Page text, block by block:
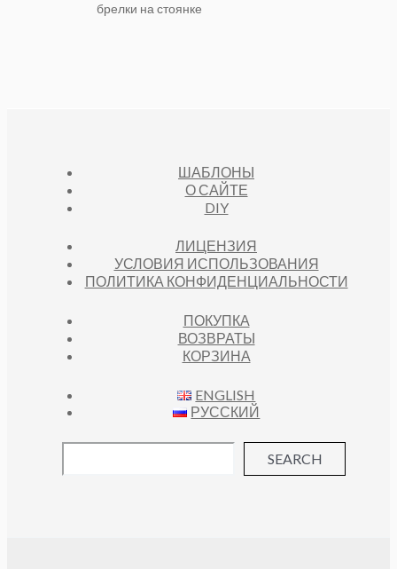
брелки на стоянке
ШАБЛОНЫ
О САЙТЕ
DIY
ЛИЦЕНЗИЯ
УСЛОВИЯ ИСПОЛЬЗОВАНИЯ
ПОЛИТИКА КОНФИДЕНЦИАЛЬНОСТИ
ПОКУПКА
ВОЗВРАТЫ
КОРЗИНА
ENGLISH
РУССКИЙ
SEARCH